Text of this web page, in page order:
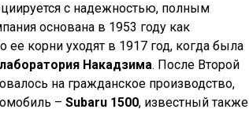
с надежностью, полным
основана в 1953 году как
ее корни уходят в 1917 год, когда была
Накадзима. После Второй
на гражданское производство,
– Subaru 1500, известный также